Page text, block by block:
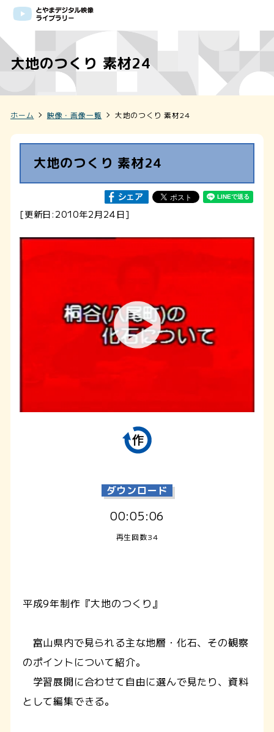
大地のつくり 素材24
ホーム 映像・画像一覧 大地のつくり 素材24
大地のつくり 素材24
[更新日:2010年2月24日]
ダウンロード
00:05:06
再生回数34
平成9年制作『大地のつくり』
富山県内で見られる主な地層・化石、その観察
のポイントについて紹介。
学習展開に合わせて自由に選んで見たり、資料
として編集できる。